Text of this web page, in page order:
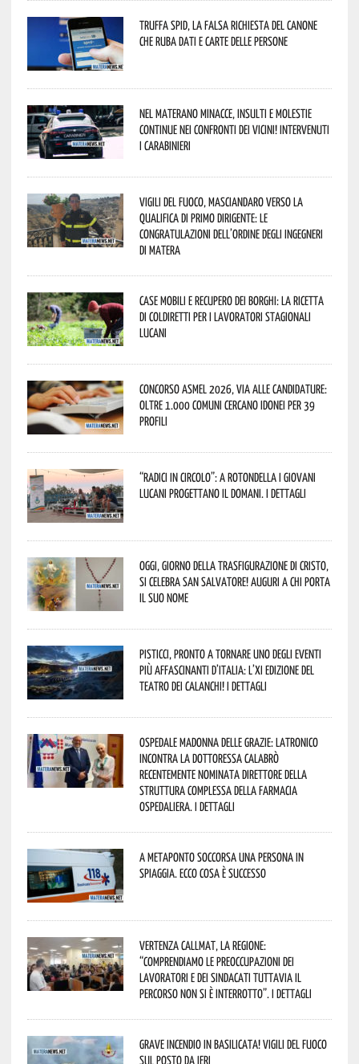
Truffa Spid, la falsa richiesta del canone
che ruba dati e carte delle persone
Nel materano minacce, insulti e molestie
continue nei confronti dei vicini! Intervenuti
i Carabinieri
Vigili del Fuoco, Masciandaro verso la
qualifica di Primo Dirigente: le
congratulazioni dell’Ordine degli Ingegneri
di Matera
Case mobili e recupero dei borghi: la ricetta
di Coldiretti per i lavoratori stagionali
lucani
Concorso Asmel 2026, via alle candidature:
oltre 1.000 Comuni cercano idonei per 39
profili
“Radici in Circolo”: a Rotondella i giovani
lucani progettano il domani. I dettagli
Oggi, giorno della Trasfigurazione di Cristo,
si celebra San Salvatore! Auguri a chi porta
il suo nome
Pisticci, pronto a tornare uno degli eventi
più affascinanti d’Italia: l’XI edizione del
Teatro dei Calanchi! I dettagli
Ospedale Madonna delle Grazie: Latronico
incontra la dottoressa Calabrò
recentemente nominata Direttore della
Struttura Complessa della Farmacia
Ospedaliera. I dettagli
A Metaponto soccorsa una persona in
spiaggia. Ecco cosa è successo
Vertenza CallMat, la Regione:
“comprendiamo le preoccupazioni dei
lavoratori e dei sindacati tuttavia il
percorso non si è interrotto”. I dettagli
Grave incendio in Basilicata! Vigili del fuoco
sul posto da ieri